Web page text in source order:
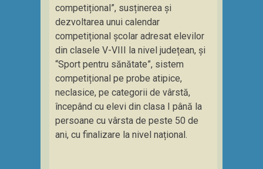
competițional”, susținerea și
dezvoltarea unui calendar
competițional școlar adresat elevilor
din clasele V-VIII la nivel județean, și
“Sport pentru sănătate”, sistem
competițional pe probe atipice,
neclasice, pe categorii de vârstă,
începând cu elevi din clasa I până la
persoane cu vârsta de peste 50 de
ani, cu finalizare la nivel național.